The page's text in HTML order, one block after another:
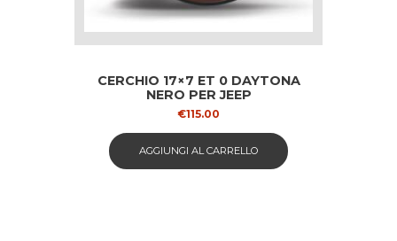
CERCHIO 17×7 ET 0 DAYTONA
NERO PER JEEP
€115.00
AGGIUNGI AL CARRELLO